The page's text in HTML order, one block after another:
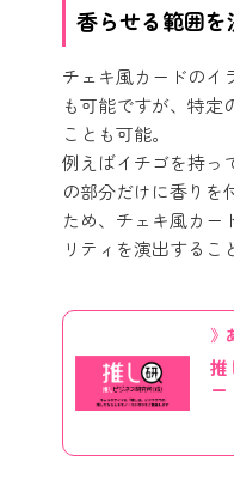
香らせる範囲
チェキ風カードのイ
も可能ですが、特定
ことも可能。
例えばイチゴを持っ
の部分だけに香りを
ため、チェキ風カー
リティを演出するこ
》
推
ー